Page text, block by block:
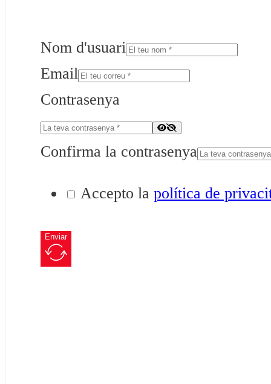
Nom d'usuari
Email
Contrasenya
Confirma la contrasenya
Accepto la política de
Enviar